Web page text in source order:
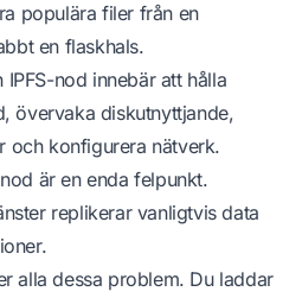
populära filer från en
en flaskhals.
nod innebär att hålla
övervaka diskutnyttjande,
och konfigurera nätverk.
är en enda felpunkt.
replikerar vanligtvis data
alla dessa problem. Du laddar